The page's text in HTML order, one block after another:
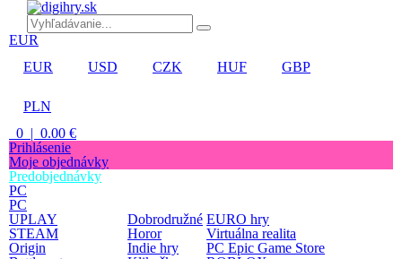
EUR
EUR
USD CZK HUF GBP
PLN
0 | 0.00 €
Prihlásenie
Moje objednávky
Predobjednávky
PC
PC
UPLAY
STEAM
Origin
Dobrodružné
Horor
Indie hry
EURO hry
Virtuálna realita
PC Epic Game Store